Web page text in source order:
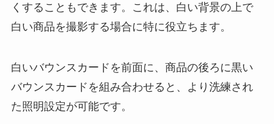
くすることもできます。これは、白い背景の上で
白い商品を撮影する場合に特に役立ちます。
白いバウンスカードを前面に、商品の後ろに黒い
バウンスカードを組み合わせると、より洗練され
た照明設定が可能です。